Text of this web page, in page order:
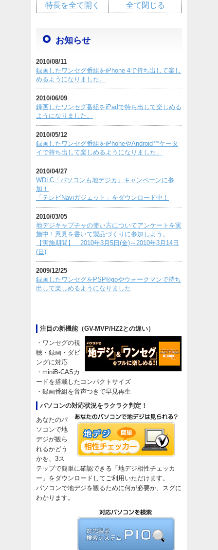
全て閉じる
特長を全て開く
お知らせ
2010/08/11
録画したワンセグ番組をiPhone 4で持ち出して楽し
めるようになりました。
2010/06/09
録画したワンセグ番組をiPadで持ち出して楽しめる
ようになりました。
2010/05/12
録画したワンセグ番組をiPhoneやAndroid™ケータ
イで持ち出して楽しめるようになりました。
2010/04/27
WDLC「パソコンも地デジカ」キャンペーンに参
加！
「テレビNaviガジェット」をダウンロード中！
2010/03/05
地デジキャプチャの使い方についてアンケートを実
施中！意見を書いて製品づくりに参加しよう。
【実施期間】 2010年3月5日(金)～2010年3月14日
(日)
2009/12/25
録画したワンセグをPSP®goやウォークマンで持ち
出して楽しめるようになりました
注目の新機能（GV-MVP/HZ2との違い）
・ワンセグの視
聴・録画・ダビ
ングに対応
・miniB-CASカ
ードを搭載したコンパクトサイズ
・録画番組を音声つきで早見再生
パソコンの対応状況をラクラク判定！
あなたのパ
ソコンで地
デジが観ら
れるかどう
かを、3ス
テップで簡単に確認できる「地デジ相性チェッカ
ー」をダウンロードしてご利用いただけます。
パソコンで地デジを観るために何が必要か、スグに
わかります。